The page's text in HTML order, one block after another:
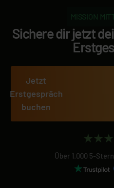
MISSION
Sichere dir jetzt
Jetzt
Erstgespräch
buchen
Über 1.000 5-